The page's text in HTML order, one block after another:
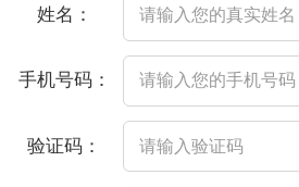
姓名：
手机号码：
验证码：